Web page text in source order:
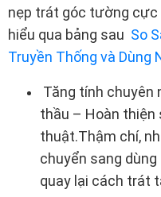
nẹp trát góc tường cực
hiểu qua bảng sau So
Truyền Thống và Dùng
Tăng tính chuyên
thầu – Hoàn thiện
thuật.Thậm chí,
chuyển sang
quay lại cách trát